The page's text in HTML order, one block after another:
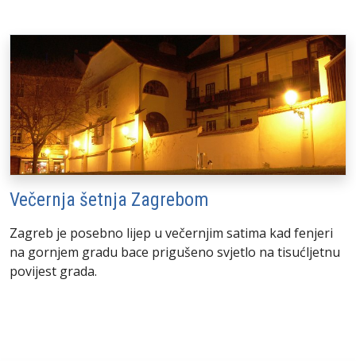
Večernja šetnja Zagrebom
Zagreb je posebno lijep u večernjim satima kad fenjeri
na gornjem gradu bace prigušeno svjetlo na tisućljetnu
povijest grada.